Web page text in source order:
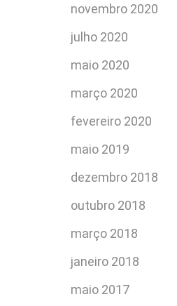
novembro 2020
julho 2020
maio 2020
março 2020
fevereiro 2020
maio 2019
dezembro 2018
outubro 2018
março 2018
janeiro 2018
maio 2017